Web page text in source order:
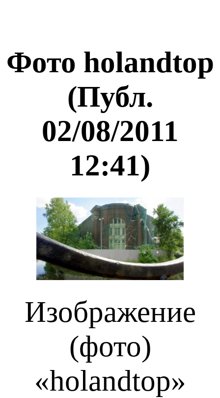
Фото holandtop
(Публ.
02/08/2011
12:41)
Изображение
(фото)
«holandtop»